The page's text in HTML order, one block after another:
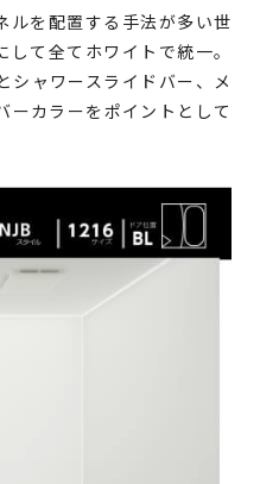
ルを配置する手法が多い世
て全てホワイトで統一。
シャワースライドバー、メ
ーカラーをポイントとして